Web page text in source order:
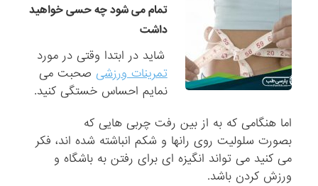
تمام می شود چه حسی خواهید
داشت
شاید در ابتدا وقتی در مورد
تمرینات ورزشی صحبت می
نمایم احساس خستگی کنید.
اما هنگامی که به از بین رفت چربی هایی که
بصورت سلولیت روی رانها و شکم انباشته شده اند، فکر
می کنید می تواند انگیزه ای برای رفتن به باشگاه و
ورزش کردن باشد.